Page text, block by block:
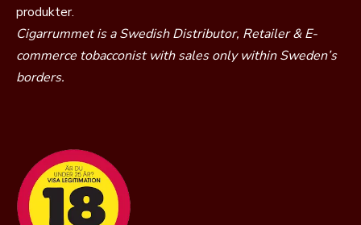
produkter.
Cigarrummet is a Swedish Distributor, Retailer & E-
commerce tobacconist with sales only within Sweden’s
borders.